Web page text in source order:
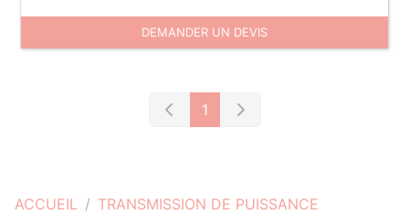
ACCUEIL
TRANSMISSION DE PUISSANCE
DEMANDER UN DEVIS
1